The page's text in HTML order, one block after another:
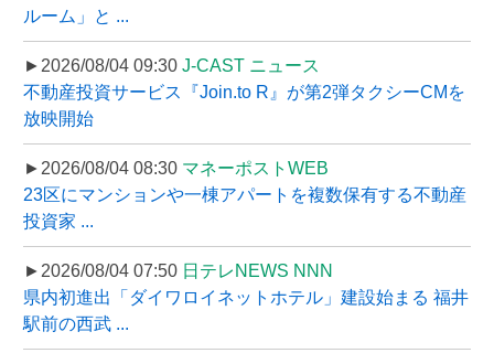
ルーム」と ...
►2026/08/04 09:30 J-CAST ニュース
不動産投資サービス『Join.to R』が第2弾タクシーCMを
放映開始
►2026/08/04 08:30 マネーポストWEB
23区にマンションや一棟アパートを複数保有する不動産
投資家 ...
►2026/08/04 07:50 日テレNEWS NNN
県内初進出「ダイワロイネットホテル」建設始まる 福井
駅前の西武 ...